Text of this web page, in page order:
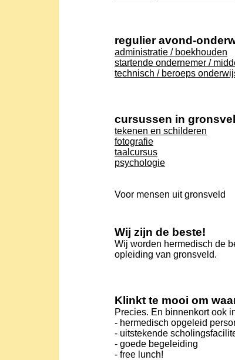
regulier avond-
administratie / boekhouden
startende ondernemer /
technisch / beroeps
cursussen in
tekenen en schilderen
fotografie
taalcursus
psychologie
Voor mensen uit gronsveld
Wij zijn de beste!
Wij worden hermedisch de
opleiding van gronsveld.
Klinkt te mooi om
Precies. En binnenkort ook
- hermedisch opgeleid
- uitstekende
- goede begeleiding
- free lunch!